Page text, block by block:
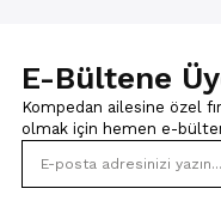
E-Bültene
Kompedan ailesine özel
olmak için hemen e-